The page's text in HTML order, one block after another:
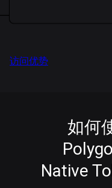
访问优势
如何
Native